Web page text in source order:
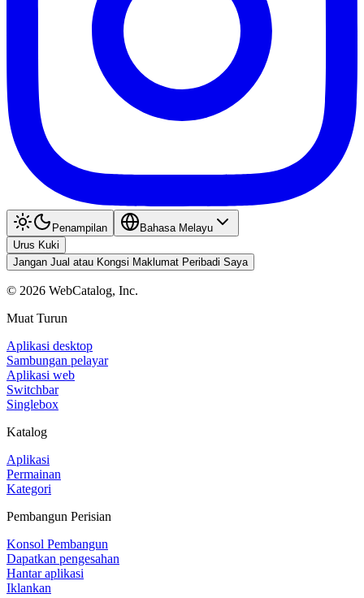
Penampilan
Bahasa Melayu
Urus Kuki
Jangan Jual atau Kongsi Maklumat Peribadi Saya
© 2026 WebCatalog, Inc.
Muat Turun
Aplikasi desktop
Sambungan pelayar
Aplikasi web
Switchbar
Singlebox
Katalog
Aplikasi
Permainan
Kategori
Pembangun Perisian
Konsol Pembangun
Dapatkan pengesahan
Hantar aplikasi
Iklankan